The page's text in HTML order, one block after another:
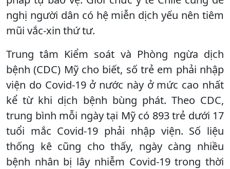
nghị người dân có hệ miễn dịch yếu nên tiêm
mũi vắc-xin thứ tư.
Trung tâm Kiểm soát và Phòng ngừa dịch
bệnh (CDC) Mỹ cho biết, số trẻ em phải nhập
viện do Covid-19 ở nước này ở mức cao nhất
kể từ khi dịch bệnh bùng phát. Theo CDC,
trung bình mỗi ngày tại Mỹ có 893 trẻ dưới 17
tuổi mắc Covid-19 phải nhập viện. Số liệu
thống kê cũng cho thấy, ngày càng nhiều
bệnh nhân bị lây nhiễm Covid-19 trong thời